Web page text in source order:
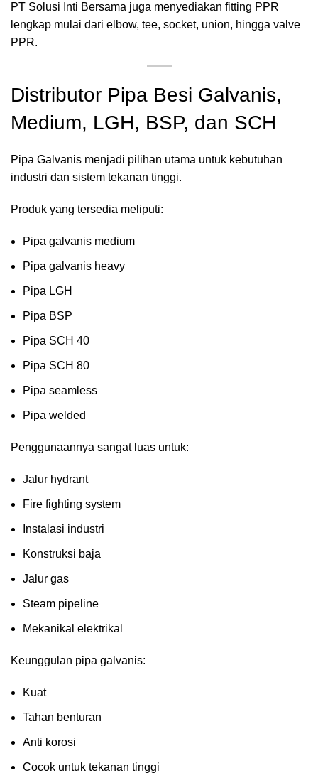
PT Solusi Inti Bersama juga menyediakan fitting PPR
lengkap mulai dari elbow, tee, socket, union, hingga valve
PPR.
Distributor Pipa Besi Galvanis,
Medium, LGH, BSP, dan SCH
Pipa Galvanis menjadi pilihan utama untuk kebutuhan
industri dan sistem tekanan tinggi.
Produk yang tersedia meliputi:
Pipa galvanis medium
Pipa galvanis heavy
Pipa LGH
Pipa BSP
Pipa SCH 40
Pipa SCH 80
Pipa seamless
Pipa welded
Penggunaannya sangat luas untuk:
Jalur hydrant
Fire fighting system
Instalasi industri
Konstruksi baja
Jalur gas
Steam pipeline
Mekanikal elektrikal
Keunggulan pipa galvanis:
Kuat
Tahan benturan
Anti korosi
Cocok untuk tekanan tinggi